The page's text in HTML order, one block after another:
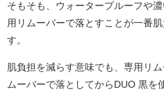
そもそも、ウォータープルーフや
用リムーバーで落とすことが一番
す。
肌負担を減らす意味でも、専用リ
ムーバーで落としてからDUO 黒を